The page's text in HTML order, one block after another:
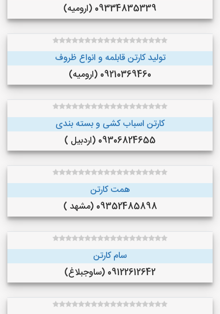
09334835339 (ارومیه)
تولید کارتن قابلمه و انواع ظروف
09210369460 (ارومیه)
کارتن اسباب کشی و بسته بندی
09306824655 (اردبیل )
همت کارتن
09352485898 (مشهد )
سام کارتن
09122612642 (ساوجبلاغ)